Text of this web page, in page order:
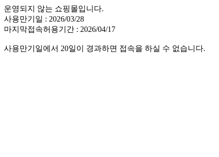
운영되지 않는 쇼핑몰입니다.
사용만기일 : 2026/03/28
마지막접속허용기간 : 2026/04/17
사용만기일에서 20일이 경과하면 접속을 하실 수 없습니다.